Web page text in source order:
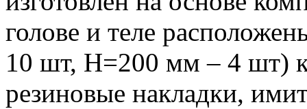
голове и теле
10 шт, Н=200 мм – 4 шт)
резиновые накладки,